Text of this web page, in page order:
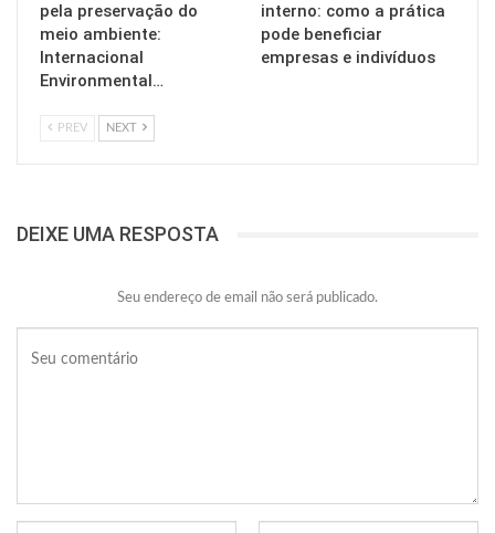
pela preservação do
meio ambiente:
Internacional
Environmental…
interno: como a prática
pode beneficiar
empresas e indivíduos
PREV NEXT
DEIXE UMA RESPOSTA
Seu endereço de email não será publicado.